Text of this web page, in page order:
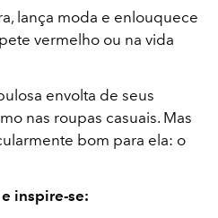
lança moda e enlouquece
vermelho ou na vida
envolta de seus
nas roupas casuais. Mas
bom para ela: o
inspire-se: